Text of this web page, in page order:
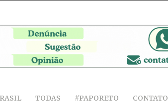
TODAS #PAPORETO CONTATO